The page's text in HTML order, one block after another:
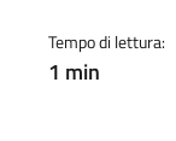
Tempo di lettura:
1 min